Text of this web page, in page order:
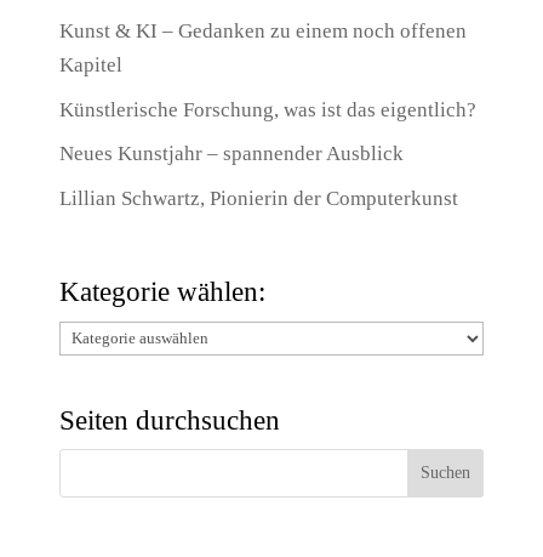
Kunst & KI – Gedanken zu einem noch offenen
Kapitel
Künstlerische Forschung, was ist das eigentlich?
Neues Kunstjahr – spannender Ausblick
Lillian Schwartz, Pionierin der Computerkunst
Kategorie wählen:
Kategorie
Seiten durchsuchen